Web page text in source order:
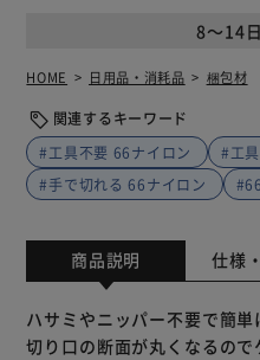
8～14
HOME 日用品・消耗品 梱包材
関連するキーワード
#工具不要 66ナイロン
#工
#手で切れる 66ナイロン
商品説明 仕様
ハサミやニッパー不要で簡単
切り口の断面が丸くなるので